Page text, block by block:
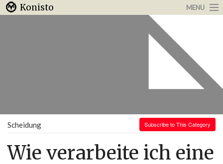
Konisto MENU
Scheidung Subscribe to This Category
Wie verarbeite ich eine